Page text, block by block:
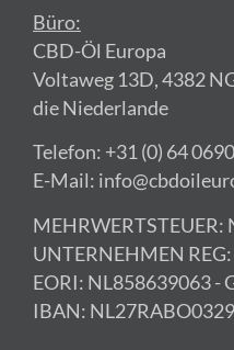
Büro:
CBD-Öl Europa
Voltaweg 13D, 4382
die Niederlande
Telefon: +31 (0) 64
E-Mail:
UNTERNEHMEN
EORI: NL858639063 -
IBAN: